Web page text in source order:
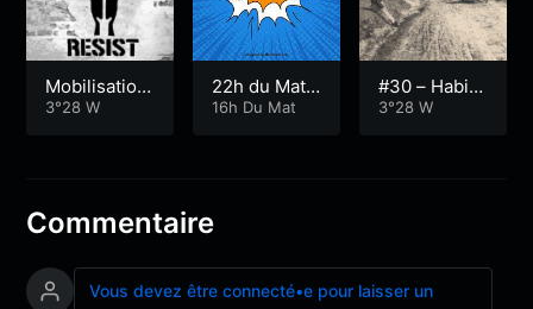
Mobilisation
a Groix 1
3°28 W
22h du Mat
Nouveautés
16h Du Mat
#30 – Habite
r l’île – Épiso
3°28 W
Commentaire
Vous devez être connecté•e pour laisser un